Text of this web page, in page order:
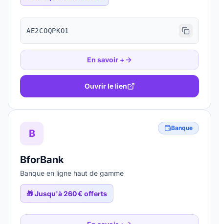
AE2COQPKO1
En savoir +
Ouvrir le lien
B Banque
BforBank
Banque en ligne haut de gamme
🎁Jusqu'à 260 € offerts